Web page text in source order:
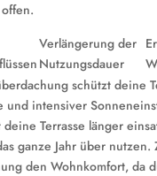
Verlängerung der
Nutzungsdauer
schützt deine
und intensiver
Terrasse länger
ganze Jahr über nutzen.
den Wohnkomfort, da